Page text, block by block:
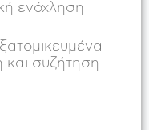
ενόχληση
και συζήτηση